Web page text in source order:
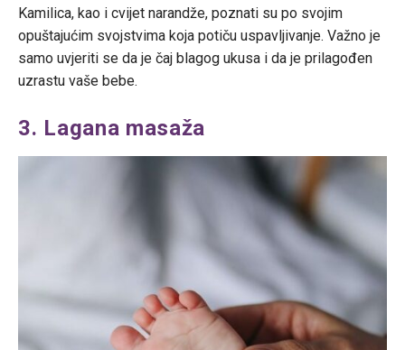
Kamilica, kao i cvijet narandže, poznati su po svojim
opuštajućim svojstvima koja potiču uspavljivanje. Važno je
samo uvjeriti se da je čaj blagog ukusa i da je prilagođen
uzrastu vaše bebe.
3. Lagana masaža